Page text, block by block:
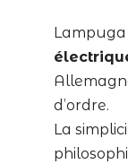
Lampuga
d’ordre.
La